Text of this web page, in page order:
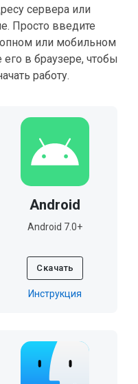
сервера или
Просто введите
или мобильном
в браузере, чтобы
работу.
Android
Android 7.0+
Скачать
Инструкция